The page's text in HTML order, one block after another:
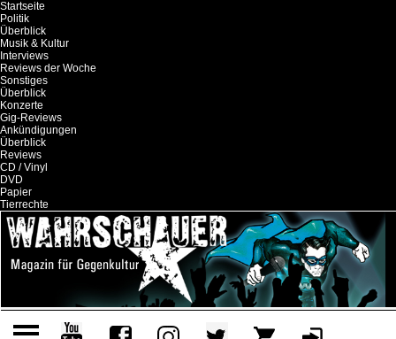
Startseite
Politik
Überblick
Musik & Kultur
Interviews
Reviews der Woche
Sonstiges
Überblick
Konzerte
Gig-Reviews
Ankündigungen
Überblick
Reviews
CD / Vinyl
DVD
Papier
Tierrechte